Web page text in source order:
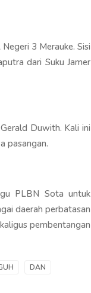
3 Merauke. Sisi
dari Suku Jamer
Duwith. Kali ini
pasangan.
PLBN Sota untuk
daerah perbatasan
pembentangan
DAN